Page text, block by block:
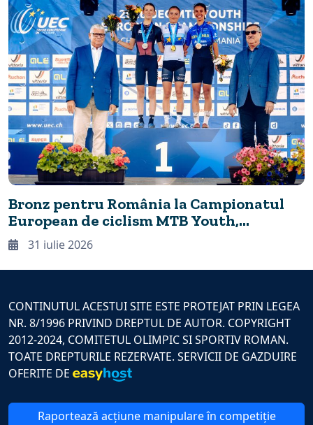
Bronz pentru România la Campionatul
European de ciclism MTB Youth,
desfășurat în premieră la Cheile
Grădiștei
31 iulie 2026
CONTINUTUL ACESTUI SITE ESTE PROTEJAT PRIN LEGEA
NR. 8/1996 PRIVIND DREPTUL DE AUTOR. COPYRIGHT
2012-2024, COMITETUL OLIMPIC SI SPORTIV ROMAN.
TOATE DREPTURILE REZERVATE. SERVICII DE GAZDUIRE
OFERITE DE
Raportează acțiune manipulare în competiție